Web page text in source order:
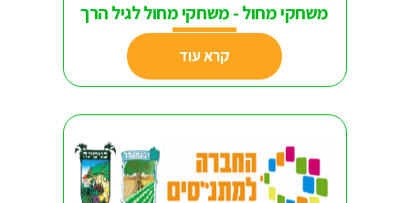
משחקי מחול - משחקי מחול לגיל הרך
קרא עוד